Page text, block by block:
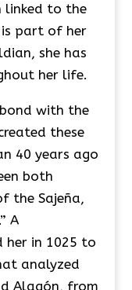
linked to the
is part of her
she has
her life.
with the
these
40 years ago
both
the Sajeña,
A
her in 1025 to
analyzed
Alagón, from